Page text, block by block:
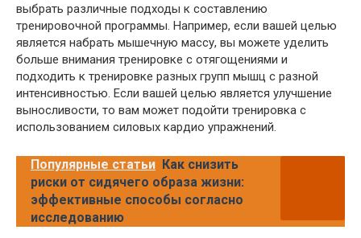
выбрать различные подходы к составлению
тренировочной программы. Например, если вашей целью
является набрать мышечную массу, вы можете уделить
больше внимания тренировке с отягощениями и
подходить к тренировке разных групп мышц с разной
интенсивностью. Если вашей целью является улучшение
выносливости, то вам может подойти тренировка с
использованием силовых кардио упражнений.
Популярные статьи Как снизить
риски от сидячего образа жизни:
эффективные способы согласно
исследованию